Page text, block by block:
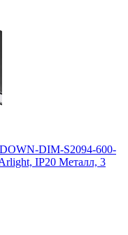
DIM-S2094-600-
IP20 Металл, 3